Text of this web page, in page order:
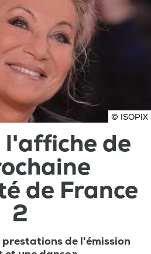
© ISOPIX
l'affiche de
de France
2
de l'émission